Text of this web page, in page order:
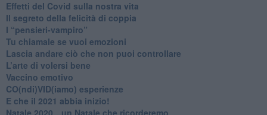
Effetti del Covid sulla nostra vita
Il segreto della felicità di coppia
​I “pensieri-vampiro”
​Tu chiamale se vuoi emozioni
​Lascia andare ciò che non puoi controllare
L’arte di volersi bene
​Vaccino emotivo
CO(ndi)VID(iamo) esperienze
​E che il 2021 abbia inizio!
​Natale 2020…un Natale che ricorderemo